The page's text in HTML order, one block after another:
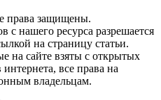
права защищены.
с нашего ресурса разрешается
на страницу статьи.
на сайте взяты с открытых
все права на
владельцам.